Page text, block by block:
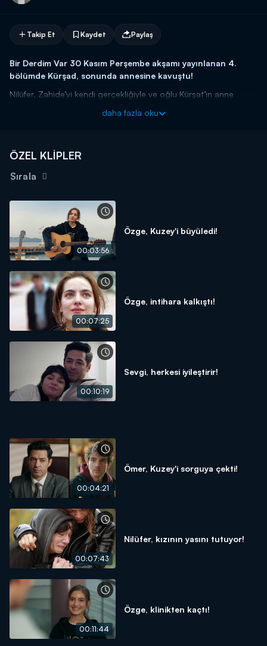
Takip Et Kaydet Paylaş
Bir Derdim Var 30 Kasım Perşembe akşamı yayınlanan 4.
bölümde Kürşad, sonunda annesine kavuştu!
Nilüfer, Zahide’yi kendi gerçekliğiyle ve oğlu Kürşat’ın anne
sonuna kadar mücadele eder ve başarır. Kürşad ve annesi
Bir Derdim Var yeni bölümleriyle perşembe akşamı 20.00'da
Kanal D'de!
daha fazla oku
ÖZEL KLİPLER
Sırala
00:03:56
Özge, Kuzey'i büyüledi!
00:07:25
Özge, intihara kalkıştı!
00:10:19
Sevgi, herkesi iyileştirir!
00:04:21
Ömer, Kuzey'i sorguya çekti!
00:07:43
Nilüfer, kızının yasını tutuyor!
00:11:44
Özge, klinikten kaçtı!